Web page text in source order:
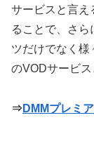
サービスと言え
ることで、さ
ツだけでなく様
のVODサービス
⇒ DMMプレミ